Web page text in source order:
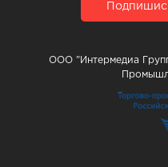
ООО "Интермедиа